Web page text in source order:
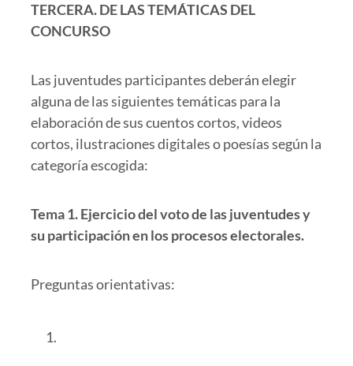
TERCERA. DE LAS TEMÁTICAS DEL
CONCURSO
Las juventudes participantes deberán elegir
alguna de las siguientes temáticas para la
elaboración de sus cuentos cortos, videos
cortos, ilustraciones digitales o poesías según la
categoría escogida:
Tema 1. Ejercicio del voto de las juventudes y
su participación en los procesos electorales.
Preguntas orientativas: